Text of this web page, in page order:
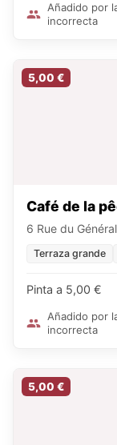
Añadido por
incorrecta
5,00 €
Café de la
6 Rue du
Terraza grande
Pinta a 5,00 €
Añadido por
incorrecta
5,00 €